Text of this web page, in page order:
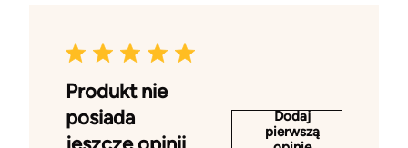
Produkt nie
posiada
Dodaj
pierwszą